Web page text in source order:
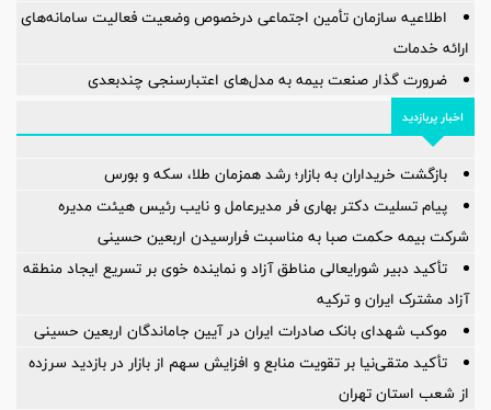
اطلاعیه سازمان تأمین اجتماعی درخصوص وضعیت فعالیت سامانه‌های
ارائه خدمات
ضرورت گذار صنعت بیمه به مدل‌های اعتبارسنجی چندبعدی
اخبار پربازدید
بازگشت خریداران به بازار؛ رشد همزمان طلا، سکه و بورس
پیام تسلیت دکتر بهاری فر مدیرعامل و نایب رئیس هیئت مدیره
شرکت بیمه حکمت صبا به مناسبت فرارسیدن اربعین حسینی
تأکید دبیر شورایعالی مناطق آزاد و نماینده خوی بر تسریع ایجاد منطقه
آزاد مشترک ایران و ترکیه
موکب شهدای بانک صادرات ایران در آیین جاماندگان اربعین حسینی
تأکید متقی‌نیا بر تقویت منابع و افزایش سهم از بازار در بازدید سرزده
از شعب استان تهران